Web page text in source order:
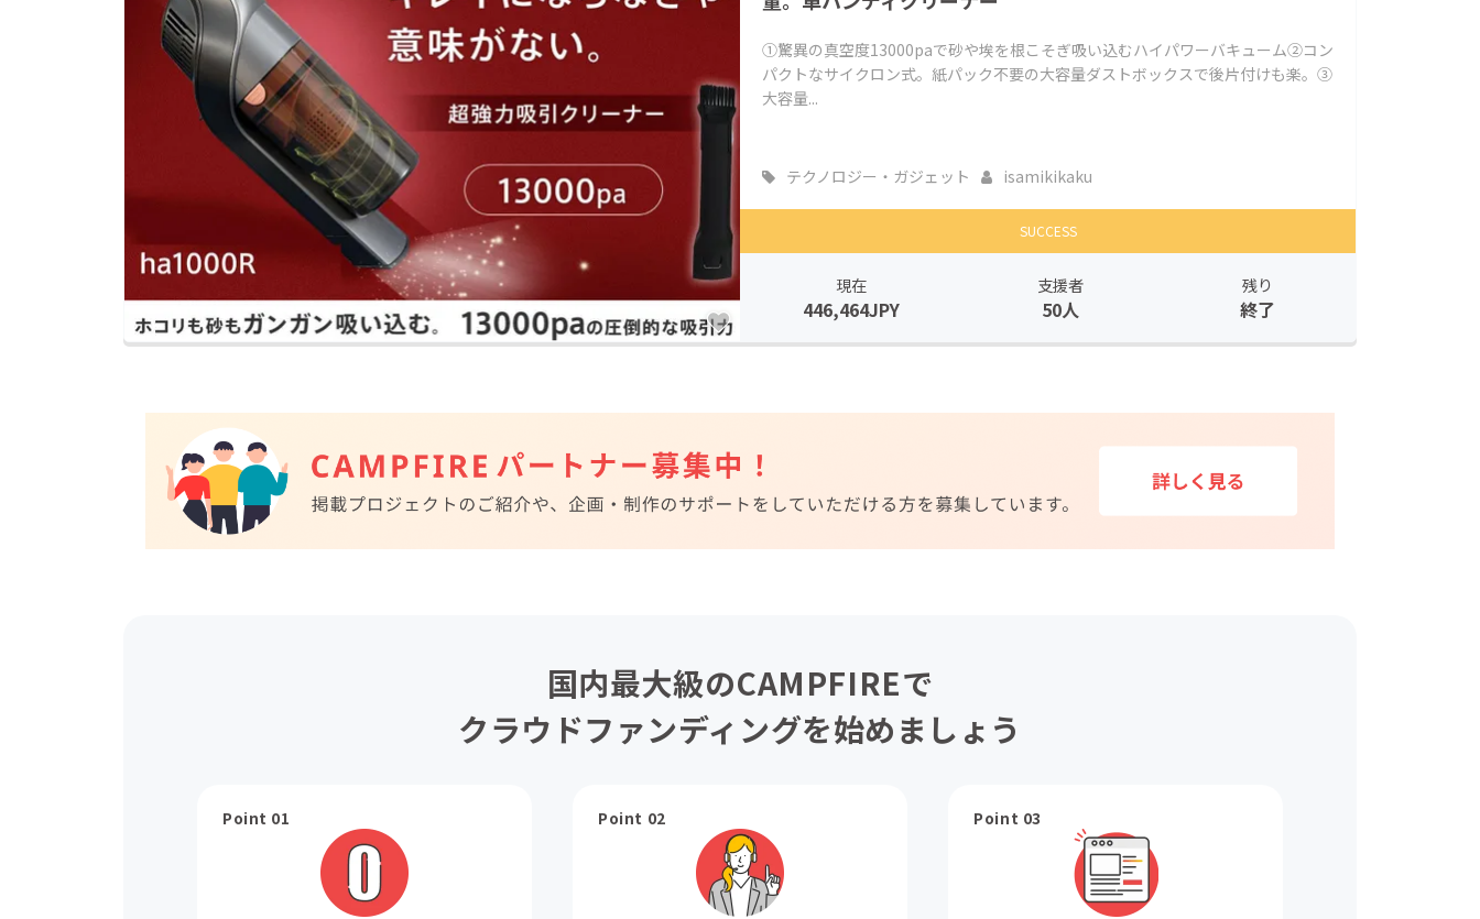
①驚異の真空度13000paで砂や埃を根こそぎ吸い込むハイパワーバキューム②コン
パクトなサイクロン式。紙パック不要の大容量ダストボックスで後片付けも楽。③
大容量...
テクノロジー・ガジェット isamikikaku
SUCCESS
現在
446,464JPY
支援者
50人
残り
終了
国内最大級のCAMPFIREで
クラウドファンディングを始めましょう
Point 01 Point 02 Point 03